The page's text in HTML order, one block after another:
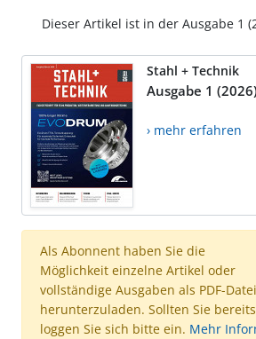
Dieser Artikel ist in der Ausgabe 1
Stahl + Technik
Ausgabe 1
› mehr erfahren
Als Abonnent haben Sie die
Möglichkeit einzelne Artikel oder
vollständige Ausgaben als PDF-Datei
herunterzuladen. Sollten Sie
loggen Sie sich bitte ein. Mehr